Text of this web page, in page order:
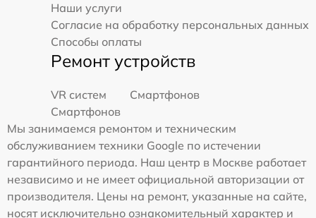
Наши услуги
Согласие на обработку персональных данных
Способы оплаты
Ремонт устройств
VR систем
Смартфонов
Смартфонов
Мы занимаемся ремонтом и техническим
обслуживанием техники Google по истечении
гарантийного периода. Наш центр в Москве работает
независимо и не имеет официальной авторизации от
производителя. Цены на ремонт, указанные на сайте,
носят исключительно ознакомительный характер и